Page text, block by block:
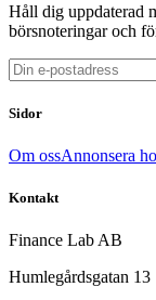
Håll dig uppdaterad
börsnoteringar och
Sidor
Om ossAnnonsera
Kontakt
Finance Lab AB
Humlegårdsgatan 13